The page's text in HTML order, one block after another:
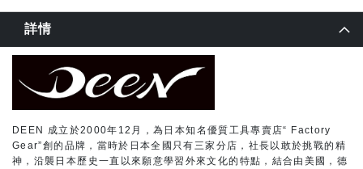
詳情
DEEN 成立於2000年12月，為日本知名優質工具專賣店“ Factory
Gear”創的品牌，當時於日本全國只有三家分店，社長以敢於挑戰的精
神，沿襲日本歷史一直以來願意學習外來文化的特點，結合由美國，德